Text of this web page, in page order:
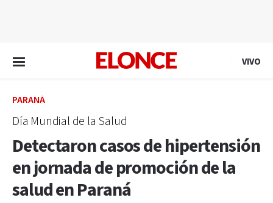
VIVO
PARANÁ
Día Mundial de la Salud
Detectaron casos de hipertensión
en jornada de promoción de la
salud en Paraná